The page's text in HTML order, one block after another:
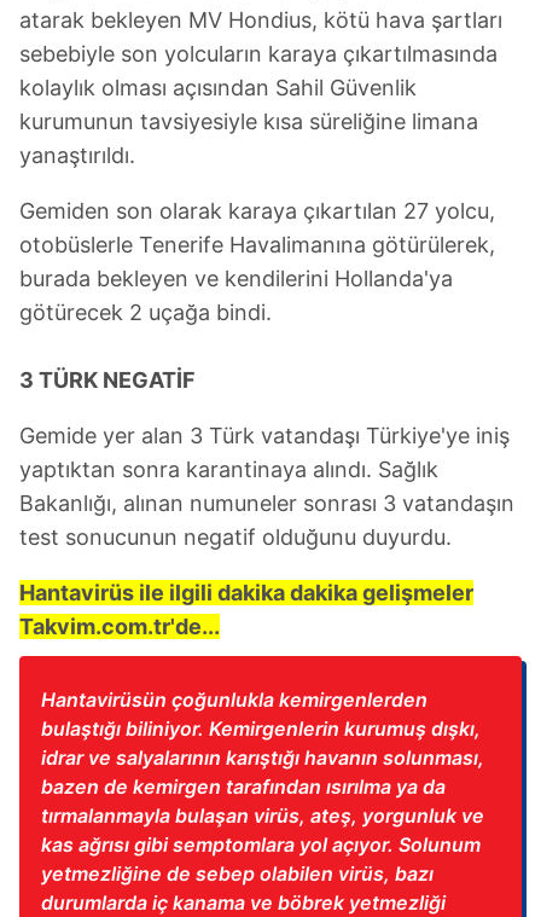
atarak bekleyen MV Hondius, kötü hava şartları
sebebiyle son yolcuların karaya çıkartılmasında
kolaylık olması açısından Sahil Güvenlik
kurumunun tavsiyesiyle kısa süreliğine limana
yanaştırıldı.
Gemiden son olarak karaya çıkartılan 27 yolcu,
otobüslerle Tenerife Havalimanına götürülerek,
burada bekleyen ve kendilerini Hollanda'ya
götürecek 2 uçağa bindi.
3 TÜRK NEGATİF
Gemide yer alan 3 Türk vatandaşı Türkiye'ye iniş
yaptıktan sonra karantinaya alındı. Sağlık
Bakanlığı, alınan numuneler sonrası 3 vatandaşın
test sonucunun negatif olduğunu duyurdu.
Hantavirüs ile ilgili dakika dakika gelişmeler
Takvim.com.tr'de...
Hantavirüsün çoğunlukla kemirgenlerden
bulaştığı biliniyor. Kemirgenlerin kurumuş dışkı,
idrar ve salyalarının karıştığı havanın solunması,
bazen de kemirgen tarafından ısırılma ya da
tırmalanmayla bulaşan virüs, ateş, yorgunluk ve
kas ağrısı gibi semptomlara yol açıyor. Solunum
yetmezliğine de sebep olabilen virüs, bazı
durumlarda iç kanama ve böbrek yetmezliği